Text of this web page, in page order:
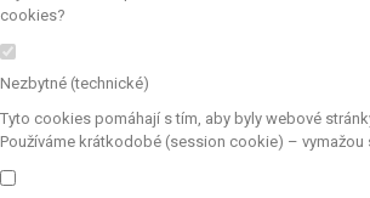
cookies?
Nezbytné (technické)
Tyto cookies pomáhají s tím, aby byly webové
Používáme krátkodobé (session cookie) –